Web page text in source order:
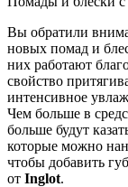
Вы обратили
новых помад и
них работают
свойство
интенсивное
Чем больше в
больше будут
которые можно
чтобы добавить
от Inglot.